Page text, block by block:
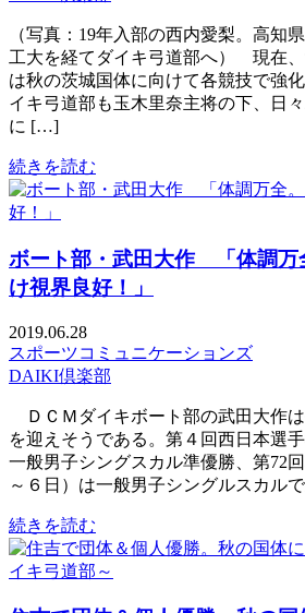
（写真：19年入部の西内愛梨。高知
工大を経てダイキ弓道部へ） 現在
は秋の茨城国体に向けて各競技で強
イキ弓道部も玉木里奈主将の下、日
に […]
続きを読む
ボート部・武田大作 「体調万
け視界良好！」
2019.06.28
スポーツコミュニケーションズ
DAIKI倶楽部
ＤＣＭダイキボート部の武田大作
を迎えそうである。第４回西日本選
一般男子シングスカル準優勝、第72
～６日）は一般男子シングルスカル
続きを読む